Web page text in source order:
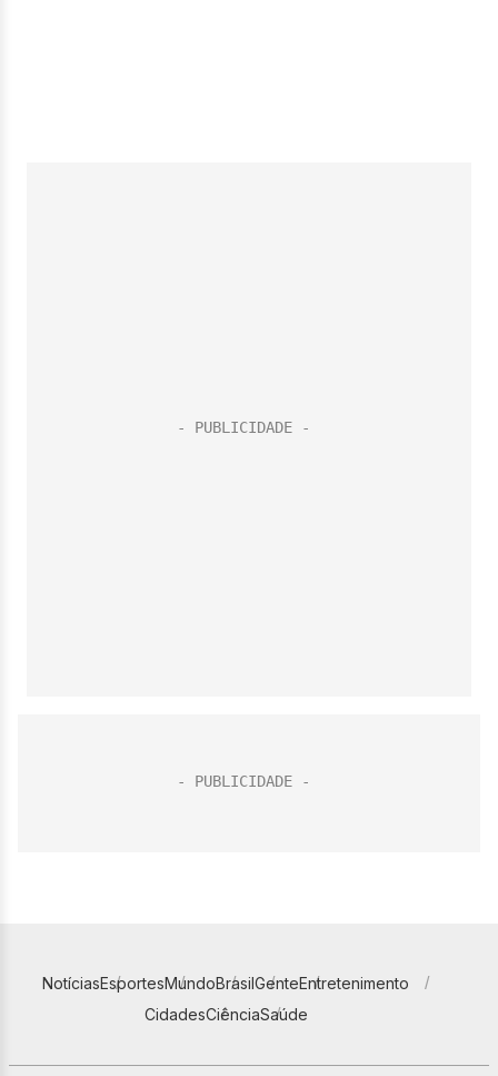
NotíciasEsportesMundoBrasilGenteEntretenimento
CidadesCiênciaSaúde